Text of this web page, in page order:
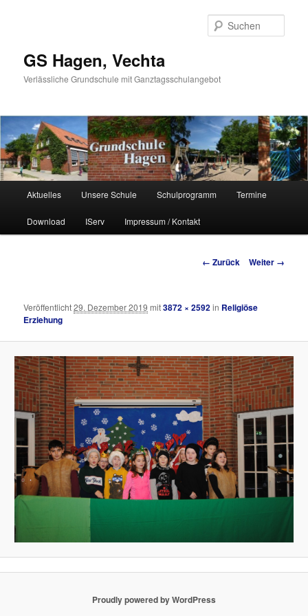
GS Hagen, Vechta
Verlässliche Grundschule mit Ganztagsschulangebot
Zum Inhalt wechseln
Zum sekundären Inhalt wechseln
Aktuelles Unsere Schule Schulprogramm Termine
Download IServ Impressum / Kontakt
Bilder-Navigation
← Zurück Weiter →
Veröffentlicht29. Dezember 2019 mit3872 × 2592in Religiöse
Erziehung
Proudly powered by WordPress